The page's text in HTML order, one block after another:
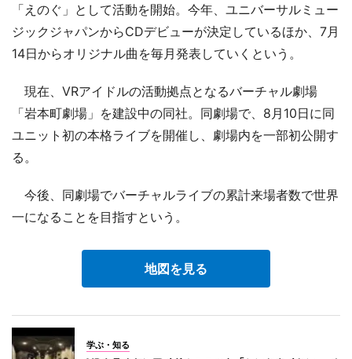
「えのぐ」として活動を開始。今年、ユニバーサルミュー
ジックジャパンからCDデビューが決定しているほか、7月
14日からオリジナル曲を毎月発表していくという。
現在、VRアイドルの活動拠点となるバーチャル劇場
「岩本町劇場」を建設中の同社。同劇場で、8月10日に同
ユニット初の本格ライブを開催し、劇場内を一部初公開す
る。
今後、同劇場でバーチャルライブの累計来場者数で世界
一になることを目指すという。
地図を見る
学ぶ・知る